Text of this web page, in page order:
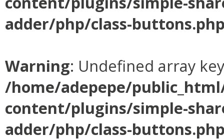
adder/php/class-
Warning: Undefined array
/home/adepepe/
content/plugins/simple-
adder/php/class-